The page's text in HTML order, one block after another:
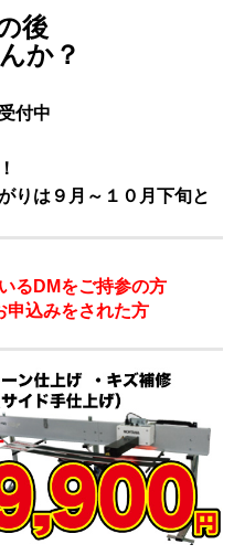
後
か？
付中
りは９月～１０月下旬と
るDMをご持参の方
申込みをされた方